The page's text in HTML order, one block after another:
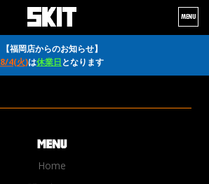
【福岡店からのお知らせ】
8/4(火)は休業日となります
MENU
Home